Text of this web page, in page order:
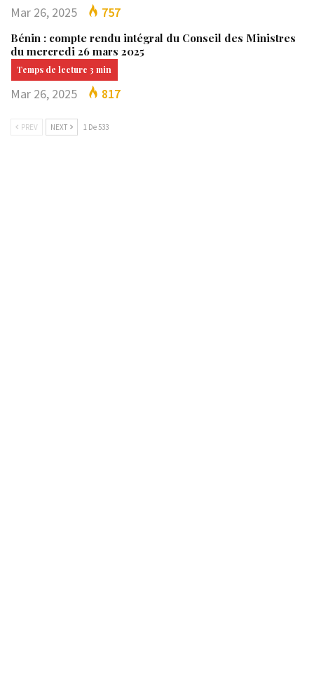
Mar 26, 2025 757
Bénin : compte rendu intégral du Conseil des Ministres
du mercredi 26 mars 2025
Mar 26, 2025 817
PREV NEXT 1 De 533